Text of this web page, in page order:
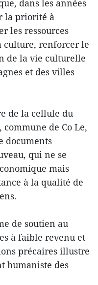
dans les années
la priorité à
les ressources
culture, renforcer le
de la vie culturelle
et des villes
de la cellule du
de Co Le,
documents
qui ne se
mais
à la qualité de
de soutien au
à faible revenu et
précaires illustre
humaniste des